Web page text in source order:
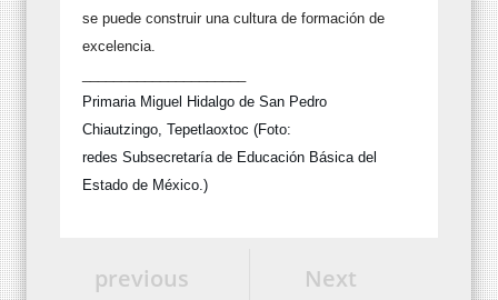
se puede construir una cultura de formación de
excelencia.
Primaria Miguel Hidalgo de San Pedro
Chiautzingo, Tepetlaoxtoc (Foto:
redes Subsecretaría de Educación Básica del
Estado de México.)
Next
previous